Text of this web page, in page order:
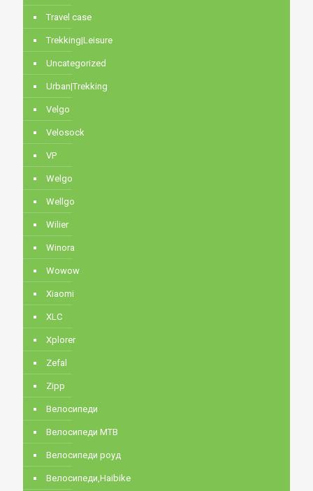
Travel case
Trekking|Leisure
Uncategorized
Urban|Trekking
Velgo
Velosock
VP
Welgo
Wellgo
Wilier
Winora
Wowow
Xiaomi
XLC
Xplorer
Zefal
Zipp
Велосипеди
Велосипеди MTB
Велосипеди роуд
Велосипеди,Haibike